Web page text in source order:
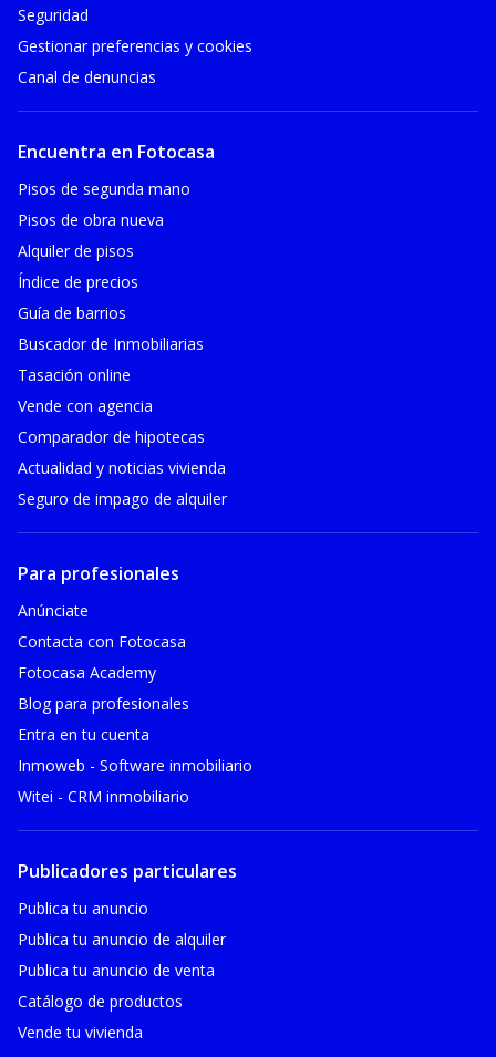
Seguridad
Gestionar preferencias y cookies
Canal de denuncias
Encuentra en Fotocasa
Pisos de segunda mano
Pisos de obra nueva
Alquiler de pisos
Índice de precios
Guía de barrios
Buscador de Inmobiliarias
Tasación online
Vende con agencia
Comparador de hipotecas
Actualidad y noticias vivienda
Seguro de impago de alquiler
Para profesionales
Anúnciate
Contacta con Fotocasa
Fotocasa Academy
Blog para profesionales
Entra en tu cuenta
Inmoweb - Software inmobiliario
Witei - CRM inmobiliario
Publicadores particulares
Publica tu anuncio
Publica tu anuncio de alquiler
Publica tu anuncio de venta
Catálogo de productos
Vende tu vivienda